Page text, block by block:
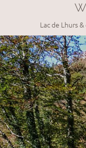
Lac de Lhurs